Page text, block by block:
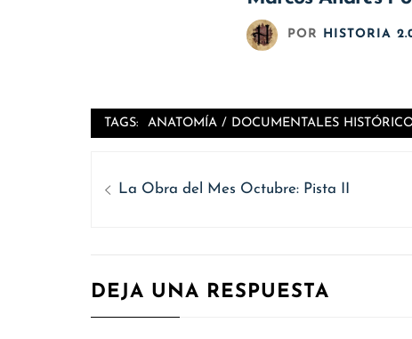
POR HISTORIA
TAGS: ANATOMÍA / DOCUMENTALES
deEntrada
La Obra del Mes Octubre: Pista II
DEJA UNA RESPUESTA